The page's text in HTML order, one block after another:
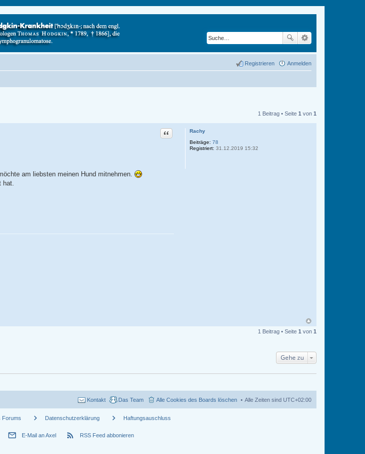
Anmelden
Registrieren
1 Beitrag • Seite 1 von 1
Rachy
Beiträge: 78
Registriert: 31.12.2019 15:32
Zitat
am liebsten meinen Hund mitnehmen.
hat.
1 Beitrag • Seite 1 von 1
Gehe zu
Alle Zeiten sind UTC+02:00
Alle Cookies des Boards löschen
Das Team
Kontakt
Forums chevron_right Datenschutzerklärung chevron_right Haftungsauschluss
mail_outline E-Mail an Axel rss_feed RSS Feed abbonieren